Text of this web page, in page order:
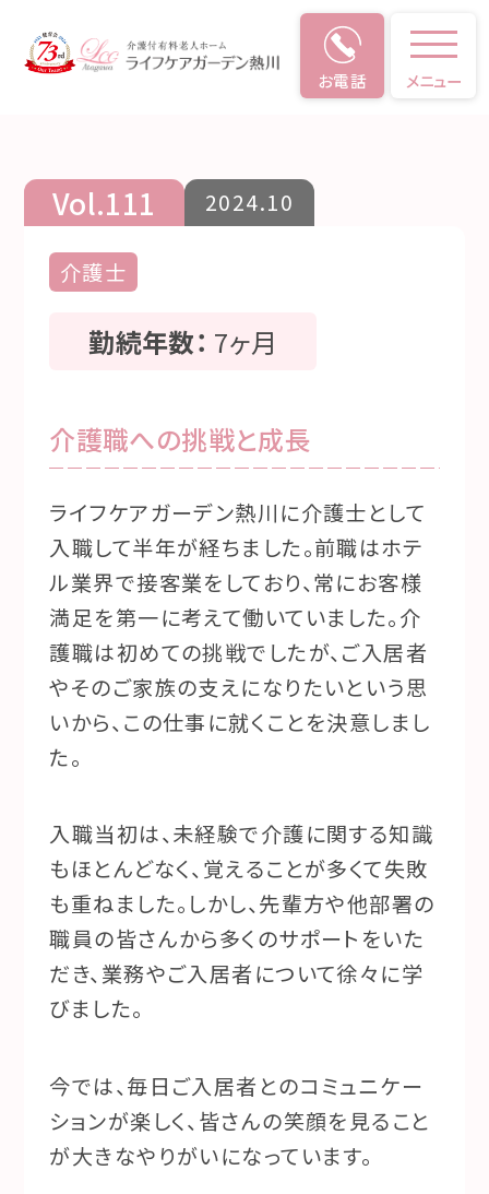
お電話 メニュー
Vol.111 2024.10
介護士
勤続年数： 7ヶ月
介護職への挑戦と成長
ライフケアガーデン熱川に介護士として
入職して半年が経ちました。前職はホテ
ル業界で接客業をしており、常にお客様
満足を第一に考えて働いていました。介
護職は初めての挑戦でしたが、ご入居者
やそのご家族の支えになりたいという思
いから、この仕事に就くことを決意しまし
た。
入職当初は、未経験で介護に関する知識
もほとんどなく、覚えることが多くて失敗
も重ねました。しかし、先輩方や他部署の
職員の皆さんから多くのサポートをいた
だき、業務やご入居者について徐々に学
びました。
今では、毎日ご入居者とのコミュニケー
ションが楽しく、皆さんの笑顔を見ること
が大きなやりがいになっています。